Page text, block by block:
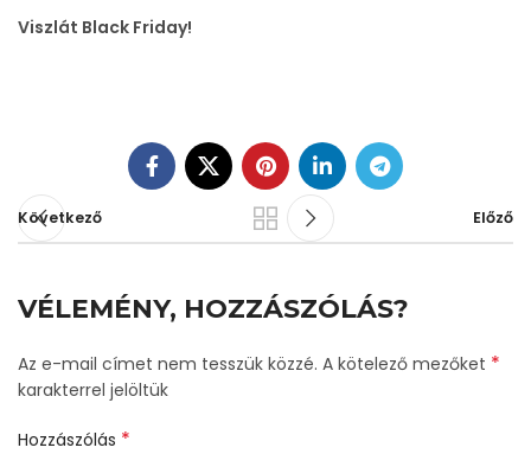
Viszlát Black Friday!
Következő Előző
VÉLEMÉNY, HOZZÁSZÓLÁS?
Az e-mail címet nem tesszük közzé. A kötelező mezőket *
karakterrel jelöltük
Hozzászólás *